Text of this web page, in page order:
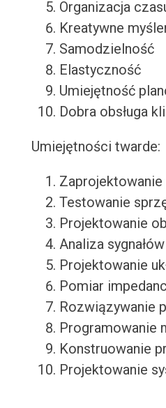
Organizacja
Kreatywne
Samodzielność
Elastyczność
Umiejętność
Dobra obsługa
Umiejętności twarde:
Zaprojektowanie
Testowanie
Projektowanie
Analiza sygnałów
Projektowanie
Pomiar
Rozwiązywanie
Programowanie
Konstruowanie
Projektowanie